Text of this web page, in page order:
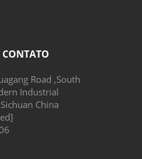
Road ,South
Industrial
China